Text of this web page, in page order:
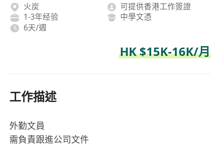
火炭
可提供香港工作簽證
1-3年经验
中學文憑
6天/週
HK $15K-16K/月
工作描述
外勤文員
需負責跟進公司文件